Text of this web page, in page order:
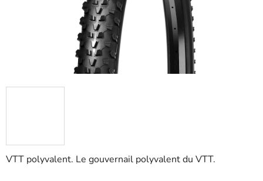
VTT polyvalent. Le gouvernail polyvalent du VTT.